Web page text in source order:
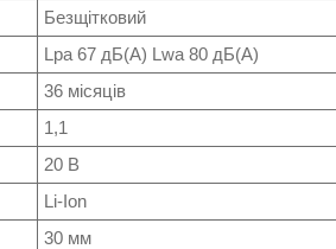
Безщітковий
Lpa 67 дБ(А) Lwa 80 дБ(А)
36 місяців
1,1
20 В
Li-Ion
30 мм